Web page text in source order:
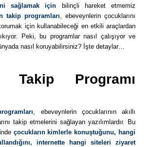
sağlamak için bilinçli hareket etmemiz
takip programları, ebeveynlerin çocuklarını
için kullanabileceği en etkili araçlardan
Peki, bu programlar nasıl çalışıyor ve
nasıl koruyabilirsiniz? İşte detaylar…
Takip Programı
, ebeveynlerin çocuklarının akıllı
takip etmelerini sağlayan yazılımlardır. Bu
çocukların kimlerle konuştuğunu, hangi
internette hangi siteleri ziyaret